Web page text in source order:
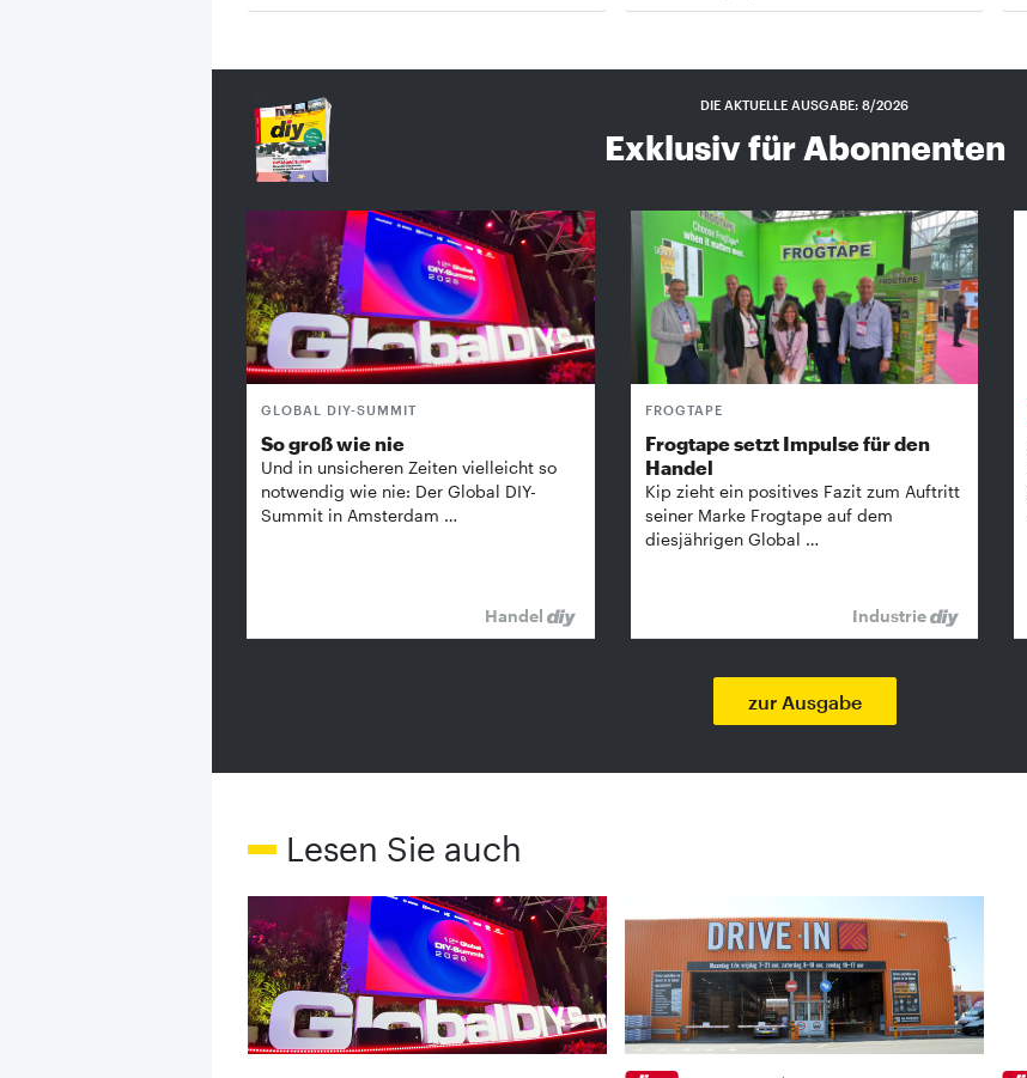
DIE AKTUELLE AUSGABE: 8/2026
Exklusiv für Abonnenten
GLOBAL DIY-SUMMIT
So groß wie nie
Und in unsicheren Zeiten vielleicht so
notwendig wie nie: Der Global DIY-
Summit in Amsterdam …
Handel
FROGTAPE
Frogtape setzt Impulse für den
Handel
Kip zieht ein positives Fazit zum Auftritt
seiner Marke Frogtape auf dem
diesjährigen Global …
Industrie
zur Ausgabe
Lesen Sie auch